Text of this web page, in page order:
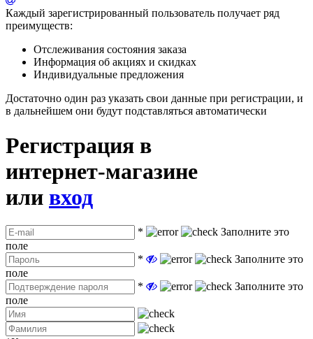
Каждый зарегистрированный пользователь получает ряд
преимуществ:
Отслеживания состояния заказа
Информация об акциях и скидках
Индивидуальные предложения
Достаточно один раз указать свои данные при регистрации, и
в дальнейшем они будут подставляться автоматически
Регистрация в
интернет-магазине
или вход
*
Заполните это
поле
*
Заполните это
поле
*
Заполните это
поле